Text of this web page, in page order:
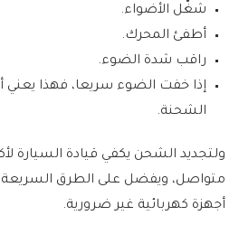
شغّل الأضواء.
أطفئ المحرك.
راقب شدة الضوء.
إذا خفت الضوء سريعا، فهذا يعني
الشحنة.
متواصل، ويفضل على الطرق السريعة
أجهزة كهربائية غير ضرورية.